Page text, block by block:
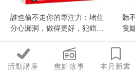
活動講座 焦點故事 本月新書
誰也偷不走你的專注力：堵住
分心漏洞，做得更好，犯錯更
聽
隻